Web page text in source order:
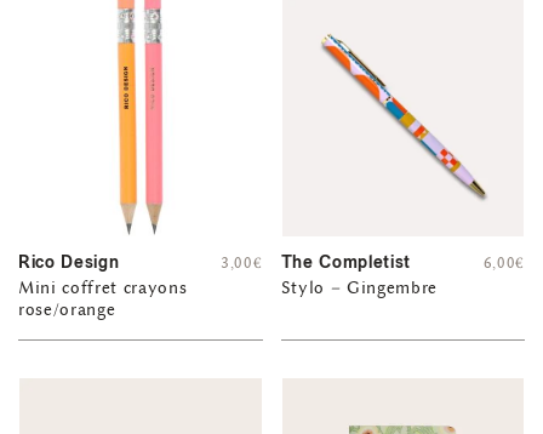
Rico Design
Mini coffret crayons
rose/orange
3,00€ The Completist
Stylo – Gingembre
6,00€